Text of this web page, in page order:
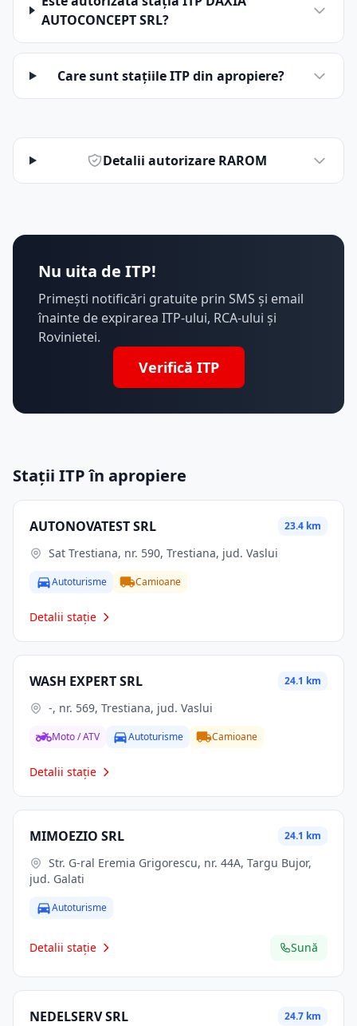
AUTOCONCEPT SRL?
Care sunt stațiile ITP din apropiere?
Detalii autorizare RAROM
Nu uita de ITP!
Primești notificări gratuite prin SMS și email
înainte de expirarea ITP-ului, RCA-ului și
Rovinietei.
Verifică ITP
Stații ITP în apropiere
AUTONOVATEST SRL 23.4 km
Sat Trestiana, nr. 590, Trestiana, jud. Vaslui
Autoturisme Camioane
Detalii stație
WASH EXPERT SRL 24.1 km
-, nr. 569, Trestiana, jud. Vaslui
Moto / ATV Autoturisme Camioane
Detalii stație
MIMOEZIO SRL 24.1 km
jud. Galati
Autoturisme
Detalii stație Sună
NEDELSERV SRL 24.7 km